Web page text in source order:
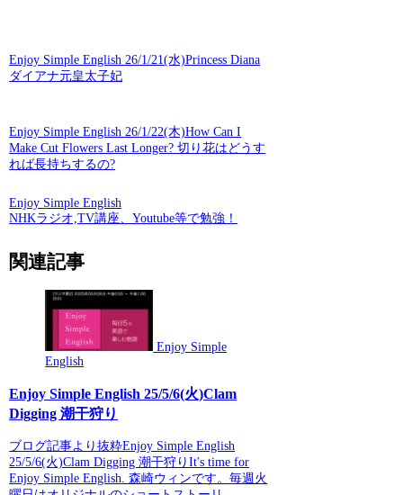
Enjoy Simple English 26/1/21(水)Princess Diana
ダイアナ元皇太子妃
Enjoy Simple English 26/1/22(木)How Can I
Make Cut Flowers Last Longer? 切り花はどうす
れば長持ちするの?
Enjoy Simple English
NHKラジオ,TV講座、Youtube等で勉強！
関連記事
Enjoy Simple
English
Enjoy Simple English 25/5/6(火)Clam
Digging 潮干狩り
ブログ記事より抜粋Enjoy Simple English
25/5/6(火)Clam Digging 潮干狩りIt's time for
Enjoy Simple English. 森崎ウィンです。毎週火